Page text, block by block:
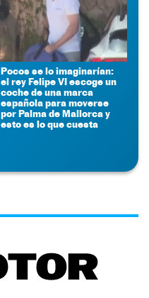
Pocos se lo imaginarían:
el rey Felipe VI escoge un
coche de una marca
española para moverse
por Palma de Mallorca y
esto es lo que cuesta